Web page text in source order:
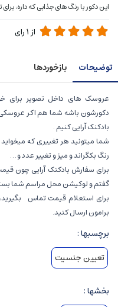
این دکور با رنگ های جذابی که
از 1رای
توضیحات بازخوردها
عروسک های داخل تصویر
دکورشون باشه شما هم اکر عروسکی
بادکنک آرایی کنیم .
شما میتونید هر تغییری که
رنگ بکگراند و میز و تغییر عدد و …
برای سفارش بادکنک آرایی چون
گفتم و لوکیشن محل مراسم شما
برای استعلام قیمت تماس
برامون ارسال کنید.
برچسبها :
تعیین جنسیت
بخشها :